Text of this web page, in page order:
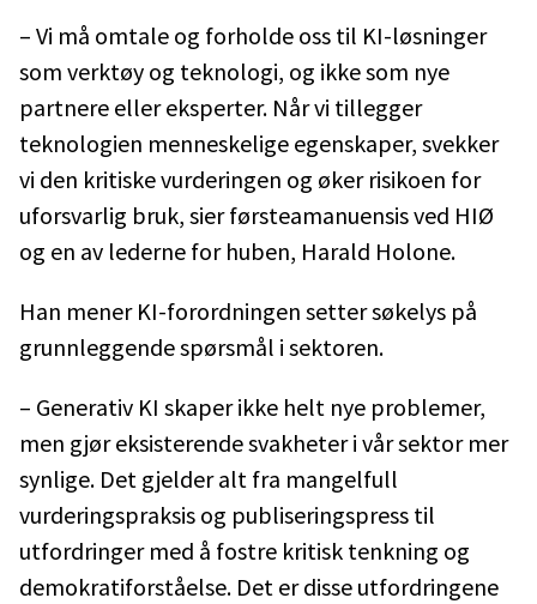
– Vi må omtale og forholde oss til KI-løsninger
som verktøy og teknologi, og ikke som nye
partnere eller eksperter. Når vi tillegger
teknologien menneskelige egenskaper, svekker
vi den kritiske vurderingen og øker risikoen for
uforsvarlig bruk, sier førsteamanuensis ved HIØ
og en av lederne for huben, Harald Holone.
Han mener KI-forordningen setter søkelys på
grunnleggende spørsmål i sektoren.
– Generativ KI skaper ikke helt nye problemer,
men gjør eksisterende svakheter i vår sektor mer
synlige. Det gjelder alt fra mangelfull
vurderingspraksis og publiseringspress til
utfordringer med å fostre kritisk tenkning og
demokratiforståelse. Det er disse utfordringene